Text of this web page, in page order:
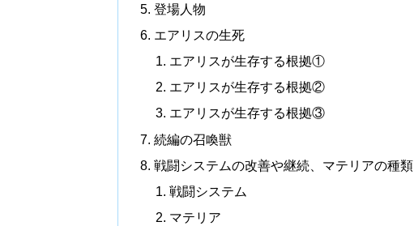
登場人物
エアリスの生死
エアリスが生存する根拠①
エアリスが生存する根拠②
エアリスが生存する根拠③
続編の召喚獣
戦闘システムの改善や継続、マテリアの種類
戦闘システム
マテリア